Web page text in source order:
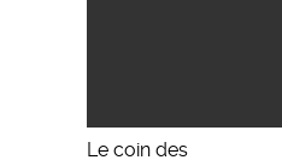
Le coin des